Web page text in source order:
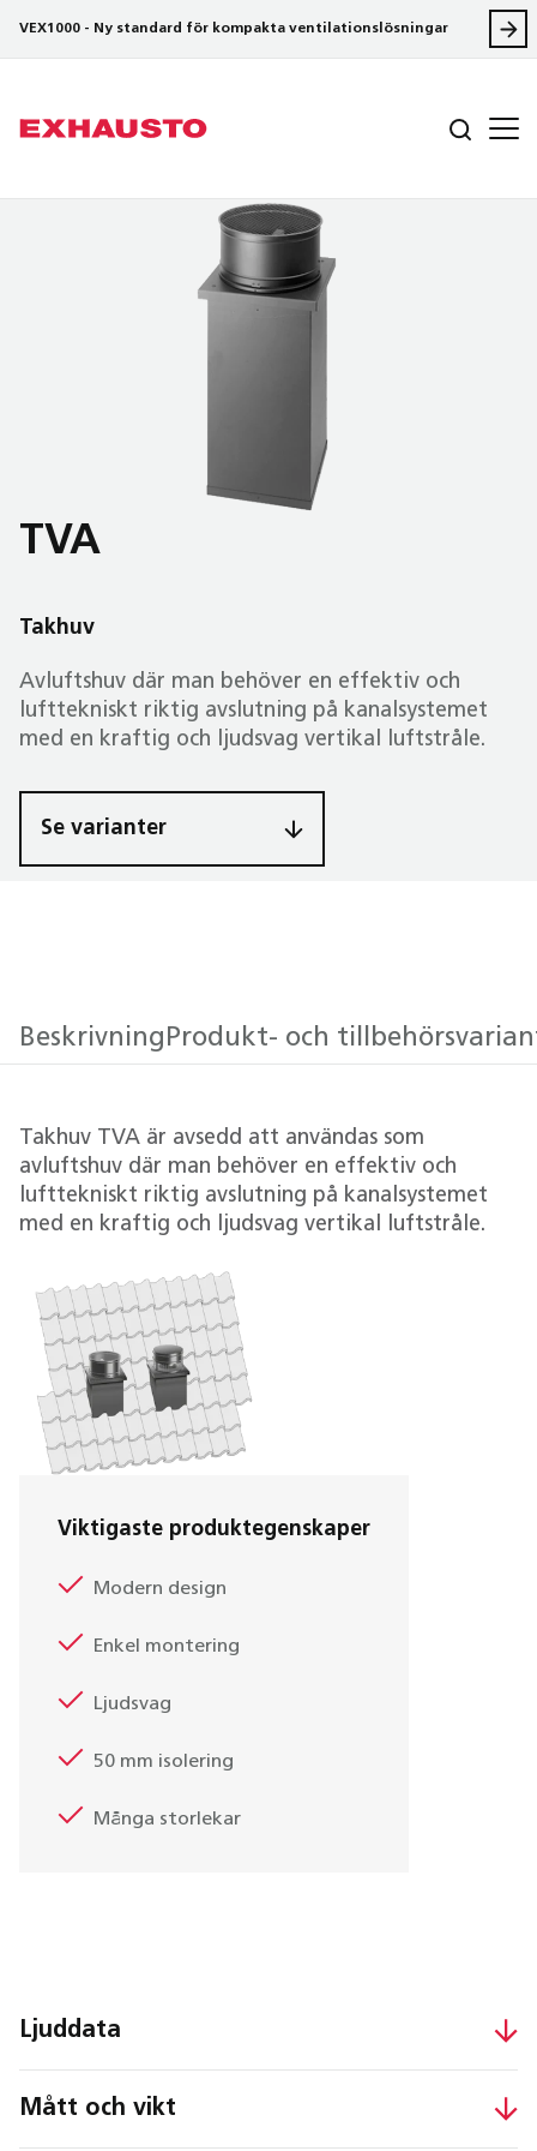
VEX1000 - Ny standard för kompakta ventilationslösningar
TVA
Takhuv
Avluftshuv där man behöver en effektiv och
lufttekniskt riktig avslutning på kanalsystemet
med en kraftig och ljudsvag vertikal luftstråle.
Se varianter
BeskrivningProdukt- och
Takhuv TVA är avsedd att användas som
avluftshuv där man behöver en effektiv och
lufttekniskt riktig avslutning på kanalsystemet
med en kraftig och ljudsvag vertikal luftstråle.
Viktigaste produktegenskaper
Modern design
Enkel montering
Ljudsvag
50 mm isolering
Många storlekar
Ljuddata
Mått och vikt